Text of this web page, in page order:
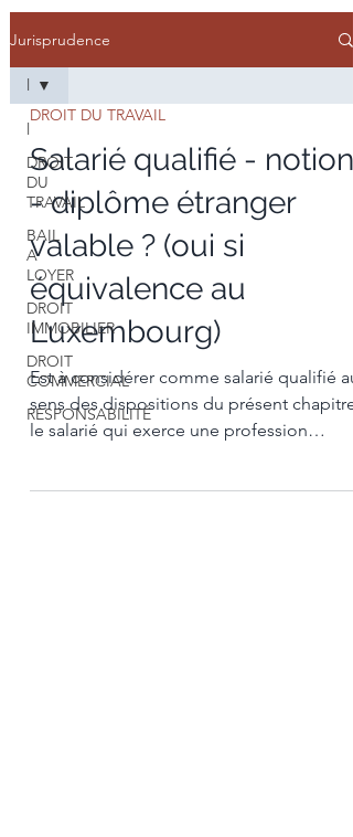
Jurisprudence
l
DROIT
DU
TRAVAIL
BAIL
A
LOYER
DROIT
IMMOBILIER
DROIT
COMMERCIAL
RESPONSABILITÉ
l
DROIT DU TRAVAIL
Salarié qualifié - notion
- diplôme étranger
valable ? (oui si
équivalence au
Luxembourg)
Est à considérer comme salarié qualifié au
sens des dispositions du présent chapitre,
le salarié qui exerce une profession